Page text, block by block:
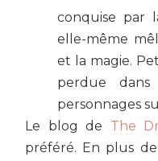
conquise par
elle-même
et la magie.
perdue
personnages
Le blog de The
préféré. En plus